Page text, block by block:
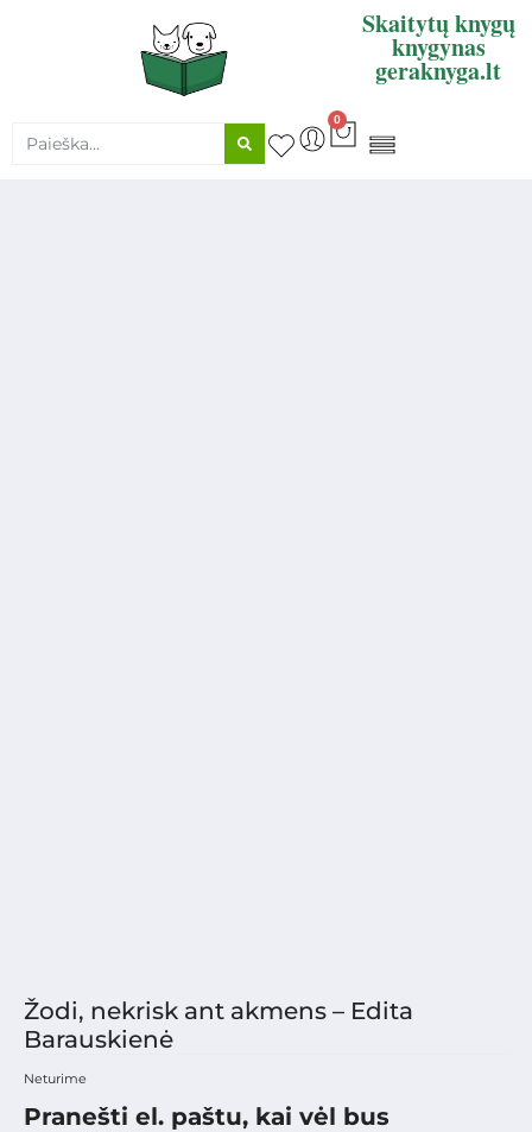
Skaitytų knygų
knygynas
geraknyga.lt
0
Žodi, nekrisk ant akmens – Edita
Barauskienė
Neturime
Pranešti el. paštu, kai vėl bus